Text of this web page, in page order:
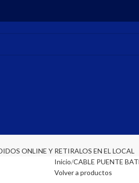
ONLINE Y RETIRALOS EN EL LOCAL
Inicio CABLE PUENTE
Volver a productos